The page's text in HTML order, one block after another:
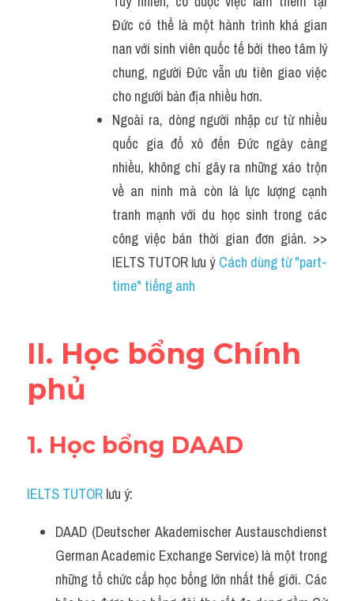
Đức có thể là một hành trình khá gian
nan với sinh viên quốc tế bởi theo tâm lý
chung, người Đức vẫn ưu tiên giao việc
cho người bản địa nhiều hơn.
Ngoài ra, dòng người nhập cư từ nhiều
quốc gia đổ xô đến Đức ngày càng
nhiều, không chỉ gây ra những xáo trộn
về an ninh mà còn là lực lượng cạnh
tranh mạnh với du học sinh trong các
công việc bán thời gian đơn giản. >>
IELTS TUTOR lưu ý Cách dùng từ "part-
time" tiếng anh
II. Học bổng Chính
phủ
1. Học bổng DAAD
IELTS TUTOR lưu ý:
DAAD (Deutscher Akademischer Austauschdienst
German Academic Exchange Service) là một trong
những tổ chức cấp học bổng lớn nhất thế giới. Các